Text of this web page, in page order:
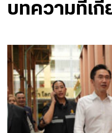
บทความที่เกี่